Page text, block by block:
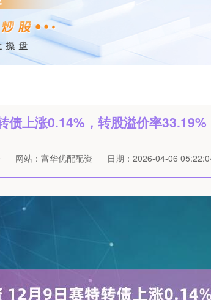
债上涨0.14%，转股溢价率33.19%
网站：富华优配配资 日期：2026-04-06